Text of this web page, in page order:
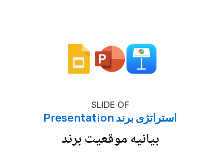
SLIDE OF
استراتژی برند Presentation
بیانیه موقعیت برند